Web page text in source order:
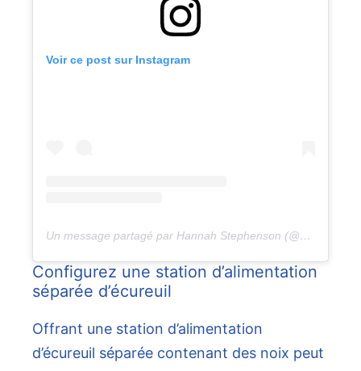
Voir ce post sur Instagram
Un message partagé par Hannah Stephenson (@hannah_stephensonpa)
Configurez une station d’alimentation
séparée d’écureuil
Offrant une station d’alimentation
d’écureuil séparée contenant des noix peut